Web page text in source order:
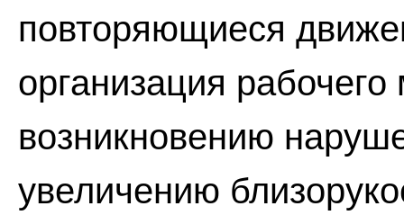
повторяющиеся
организация
возникновению
увеличению